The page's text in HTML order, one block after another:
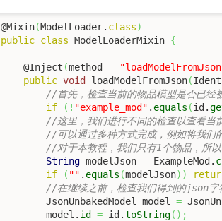
@Mixin(ModelLoader. class)
public class ModelLoaderMixin {
    @Inject
(method =
public void loadModelFromJson(
//首先，检查当前的物品模型是否已经
if
( ! "example_mod" . equals (id.
//这里，我们进行不同的检查以查看当
//可以通过多种方式完成，例如将我们
//对于本教程，我们只有1个物品，所
String modelJson = ExampleMod.
if
( "" . equals (modelJson) )
//在继续之前，检查我们得到的json字
        JsonUnbakedModel model
=
        model.
id = id.toString( ) ;